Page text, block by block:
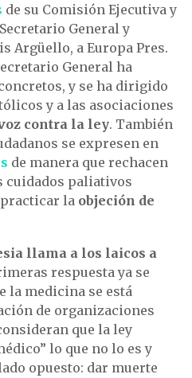
de su Comisión Ejecutiva y
General y
Argüello, a Europa Pres.
General ha
y se ha dirigido
y a las asociaciones
contra la ley. También
se expresen en
de manera que rechacen
cuidados paliativos
la objeción de
llama a los laicos a
respuesta ya se
la medicina se está
de organizaciones
que la ley
lo que no lo es y
opuesto: dar muerte